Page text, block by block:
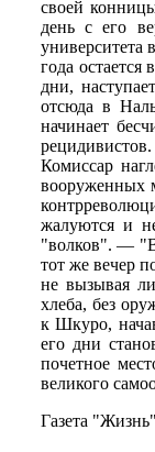
своей
день с его
университета
года
дни,
отсюда в
начинает
Комиссар
вооруженных
жалуются и
"волков". —
тот же вечер
не вызывая
хлеба, без
к Шкуро,
его дни
почетное
великого
Газета